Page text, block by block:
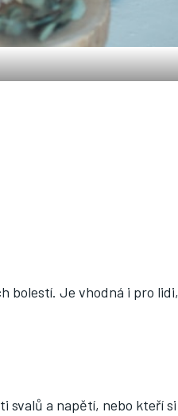
bolestí. Je vhodná i pro
svalů a napětí, nebo kteří si